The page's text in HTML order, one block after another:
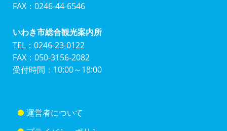
FAX：0246-44-6546
いわき市総合観光案内所
TEL：0246-23-0122
FAX：050-3156-2082
受付時間：10:00～18:00
運営者について